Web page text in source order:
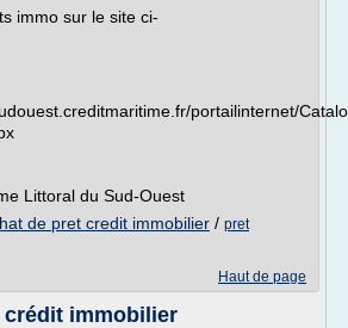
immo sur le site ci-
portailinternet/
Littoral du Sud-Ouest
de pret credit immobilier / pret
Haut de page
immobilier